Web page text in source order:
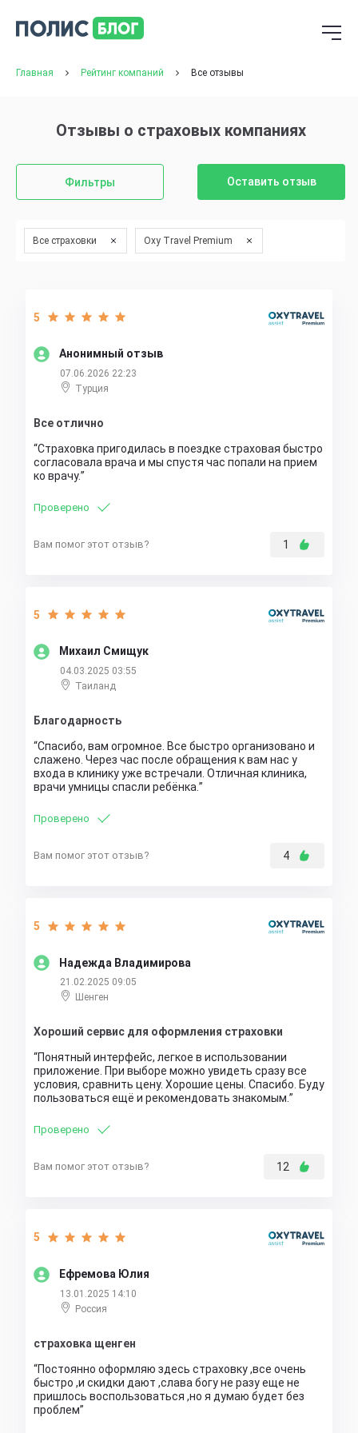
Главная Рейтинг компаний Все отзывы
Отзывы о страховых компаниях
Фильтры Оставить отзыв
Все страховки Oxy Travel Premium
Анонимный отзыв
5
07.06.2026 22:23
Турция
Все отлично
Страховка пригодилась в поездке страховая быстро
согласовала врача и мы спустя час попали на прием
ко врачу.
Проверено
Вам помог этот отзыв? 1
Михаил Смищук
5
04.03.2025 03:55
Таиланд
Благодарность
Спасибо, вам огромное. Все быстро организовано и
слажено. Через час после обращения к вам нас у
входа в клинику уже встречали. Отличная клиника,
врачи умницы спасли ребёнка.
Проверено
Вам помог этот отзыв? 4
Надежда Владимирова
5
21.02.2025 09:05
Шенген
Хороший сервис для оформления страховки
Понятный интерфейс, легкое в использовании
приложение. При выборе можно увидеть сразу все
условия, сравнить цену. Хорошие цены. Спасибо. Буду
пользоваться ещё и рекомендовать знакомым.
Проверено
Вам помог этот отзыв? 12
Ефремова Юлия
5
13.01.2025 14:10
Россия
страховка щенген
Постоянно оформляю здесь страховку ,все очень
быстро ,и скидки дают ,слава богу не разу еще не
пришлось воспользоваться ,но я думаю будет без
проблем